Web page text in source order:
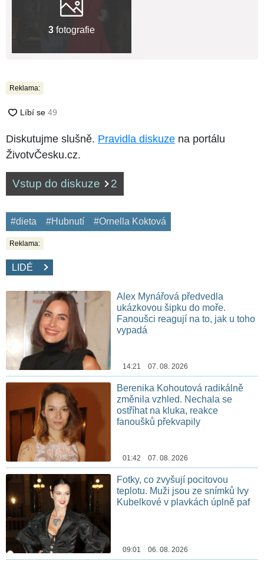
3 fotografie
Reklama:
Diskutujme slušně. Pravidla diskuze na portálu
ŽivotvČesku.cz.
Vstup do diskuze 2
#dieta #Hubnutí #Ornella Koktová
Reklama:
LIDÉ
Alex Mynářová předvedla
ukázkovou šipku do moře.
Fanoušci reagují na to, jak u toho
vypadá
14:21 07. 08. 2026
Berenika Kohoutová radikálně
změnila vzhled. Nechala se
ostříhat na kluka, reakce
fanoušků překvapily
01:42 07. 08. 2026
Fotky, co zvyšují pocitovou
teplotu. Muži jsou ze snímků Ivy
Kubelkové v plavkách úplně paf
09:01 06. 08. 2026